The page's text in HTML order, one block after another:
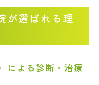
が選ばれる理
による診断・治療